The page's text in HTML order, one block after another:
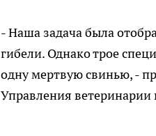
- Наша задача была
гибели. Однако трое
одну мертвую свинью, -
Управления ветеринарии